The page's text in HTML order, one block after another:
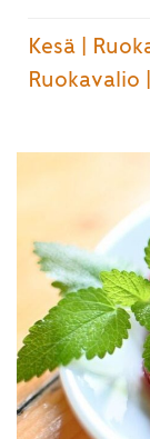
Kesä
Ruokavalio